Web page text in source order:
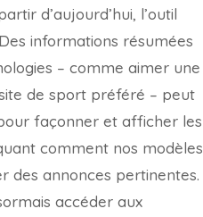
d’aujourd’hui, l’outil
informations résumées
– comme aimer une
de sport préféré – peut
façonner et afficher les
comment nos modèles
des annonces pertinentes.
accéder aux